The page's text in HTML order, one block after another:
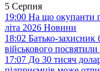
5 Серпня
19:00 На що окупанти
літа 2026 Новини
18:02 Батько-захисник
військового
17:07 До 30 тисяч